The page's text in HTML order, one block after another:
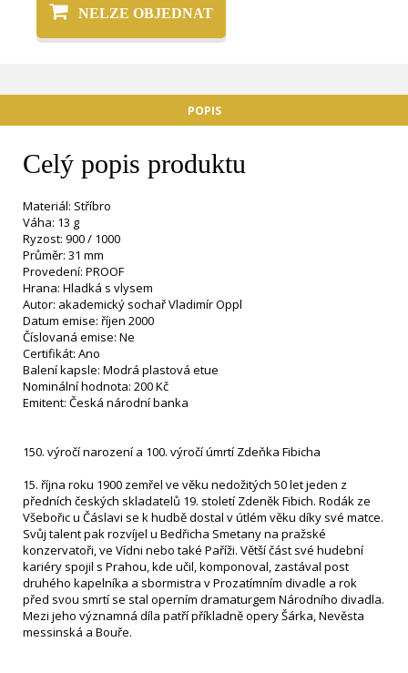
NELZE OBJEDNAT
POPIS
Celý popis produktu
Materiál: Stříbro
Váha: 13 g
Ryzost: 900 / 1000
Průměr: 31 mm
Provedení: PROOF
Hrana: Hladká s vlysem
Autor: akademický sochař Vladimír Oppl
Datum emise: říjen 2000
Číslovaná emise: Ne
Certifikát: Ano
Balení kapsle: Modrá plastová etue
Nominální hodnota: 200 Kč
Emitent: Česká národní banka
150. výročí narození a 100. výročí úmrtí Zdeňka Fibicha
15. října roku 1900 zemřel ve věku nedožitých 50 let jeden z
předních českých skladatelů 19. století Zdeněk Fibich. Rodák ze
Všebořic u Čáslavi se k hudbě dostal v útlém věku díky své matce.
Svůj talent pak rozvíjel u Bedřicha Smetany na pražské
konzervatoři, ve Vídni nebo také Paříži. Větší část své hudební
kariéry spojil s Prahou, kde učil, komponoval, zastával post
druhého kapelníka a sbormistra v Prozatímním divadle a rok
před svou smrtí se stal operním dramaturgem Národního divadla.
Mezi jeho významná díla patří příkladně opery Šárka, Nevěsta
messinská a Bouře.